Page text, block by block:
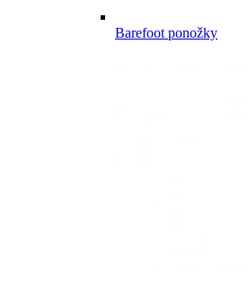
Barefoot ponožky